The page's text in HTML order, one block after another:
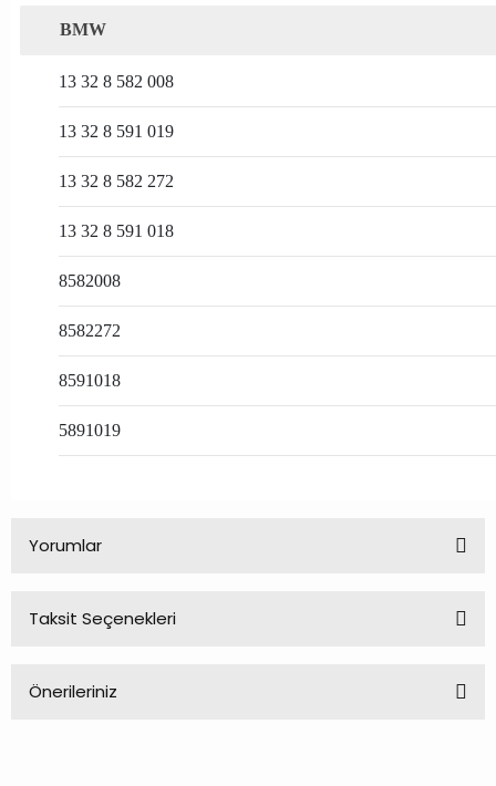
BMW
13 32 8 582 008
13 32 8 591 019
13 32 8 582 272
13 32 8 591 018
8582008
8582272
8591018
5891019
Yorumlar
Taksit Seçenekleri
Önerileriniz